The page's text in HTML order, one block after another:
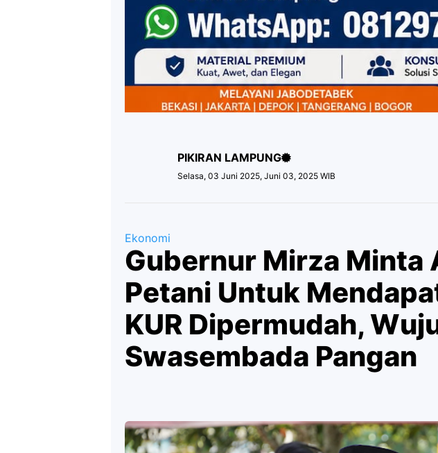
PIKIRAN LAMPUNG
Selasa, 03 Juni 2025, Juni 03, 2025 WIB
Ekonomi
Gubernur Mirza Minta
Petani Untuk
KUR Dipermudah,
Swasembada Pangan